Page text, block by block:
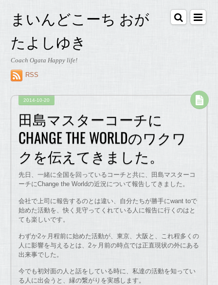
まいんどこーち おが
たよしゆき
Coach Ogata Happy life!
RSS
2014-10-20
田島マスターコーチに
CHANGE THE WORLDのワクワ
クを伝えてきました。
先日、一緒に全国を回っているコーチと共に、田島マスターコ
ーチにChange the Worldの近況について報告してきました。
会社で上司に報告するのとは違い、自分たちが勝手にwant toで
始めた活動を、快く見守ってくれている人に報告に行くのはと
ても楽しいです。
わずか2ヶ月程前に始めた活動が、東京、大阪と、これ程多くの
人に影響を与えるとは、2ヶ月前の時点では正直現状の外にある
出来事でした。
今でも初対面の人と話をしている時に、私達の活動を知ってい
る人に出会うと、縁の繋がりを実感します。